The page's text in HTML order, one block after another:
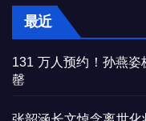
最近
131 万人预约！孙燕
罄